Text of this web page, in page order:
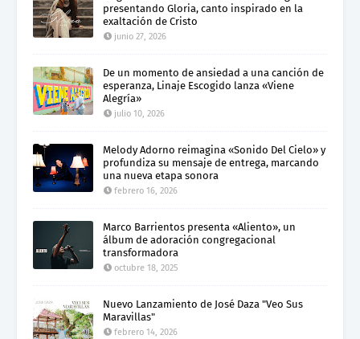
presentando Gloria, canto inspirado en la
exaltación de Cristo
junio 27, 2026
De un momento de ansiedad a una canción de
esperanza, Linaje Escogido lanza «Viene
Alegría»
julio 10, 2026
Melody Adorno reimagina «Sonido Del Cielo» y
profundiza su mensaje de entrega, marcando
una nueva etapa sonora
febrero 16, 2026
Marco Barrientos presenta «Aliento», un
álbum de adoración congregacional
transformadora
octubre 18, 2025
Nuevo Lanzamiento de José Daza "Veo Sus
Maravillas"
febrero 14, 2026